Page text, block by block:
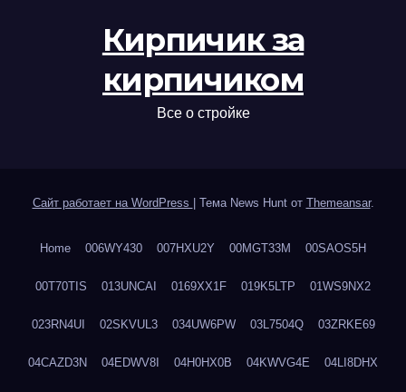
Кирпичик за
кирпичиком
Все о стройке
Сайт работает на WordPress | Тема News Hunt от Themeansar.
Home 006WY430 007HXU2Y 00MGT33M 00SAOS5H
00T70TIS 013UNCAI 0169XX1F 019K5LTP 01WS9NX2
023RN4UI 02SKVUL3 034UW6PW 03L7504Q 03ZRKE69
04CAZD3N 04EDWV8I 04H0HX0B 04KWVG4E 04LI8DHX